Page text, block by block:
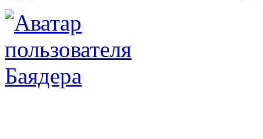
Баядера